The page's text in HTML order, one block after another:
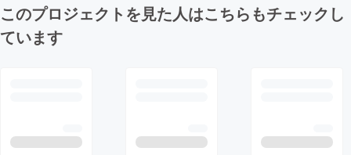
このプロジェクトを見た人はこちらもチェックし
ています